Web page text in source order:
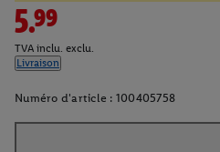
5.99
TVA inclu. exclu.
Livraison
Numéro d'article : 100405758